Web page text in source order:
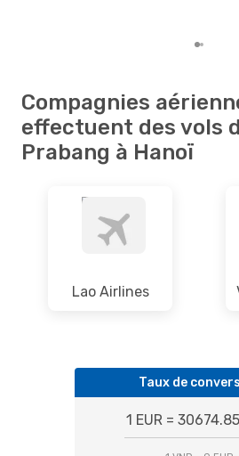
Compagnies
effectuent des vols
Prabang à Hanoï
Lao Airlines
Taux de
1 EUR =